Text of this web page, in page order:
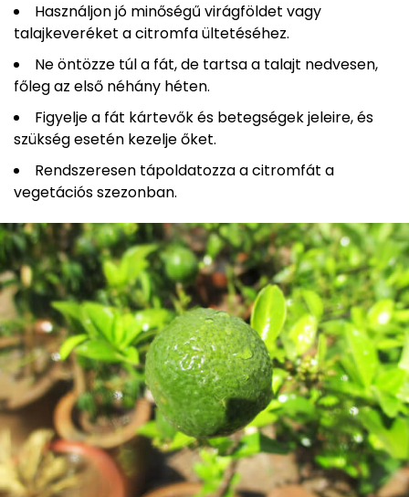
Használjon jó minőségű virágföldet vagy
talajkeveréket a citromfa ültetéséhez.
Ne öntözze túl a fát, de tartsa a talajt nedvesen,
főleg az első néhány héten.
Figyelje a fát kártevők és betegségek jeleire, és
szükség esetén kezelje őket.
Rendszeresen tápoldatozza a citromfát a
vegetációs szezonban.